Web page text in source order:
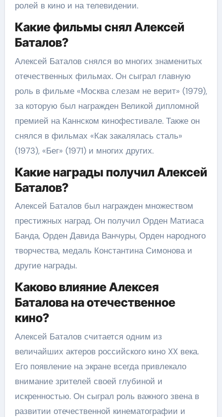
ролей в кино и на телевидении.
Какие фильмы снял Алексей
Баталов?
Алексей Баталов снялся во многих знаменитых
отечественных фильмах. Он сыграл главную
роль в фильме «Москва слезам не верит» (1979),
за которую был награжден Великой дипломной
премией на Каннском кинофестивале. Также он
снялся в фильмах «Как закалялась сталь»
(1973), «Бег» (1971) и многих других.
Какие награды получил Алексей
Баталов?
Алексей Баталов был награжден множеством
престижных наград. Он получил Орден Матиаса
Банда, Орден Давида Ванчуры, Орден народного
творчества, медаль Константина Симонова и
другие награды.
Каково влияние Алексея
Баталова на отечественное
кино?
Алексей Баталов считается одним из
величайших актеров российского кино XX века.
Его появление на экране всегда привлекало
внимание зрителей своей глубиной и
искренностью. Он сыграл роль важного звена в
развитии отечественной кинематографии и